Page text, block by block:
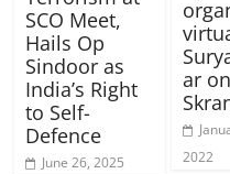
SCO Meet,
Hails Op
Sindoor as
India’s Right
to Self-
Defence
June 26, 2025
ar
2022